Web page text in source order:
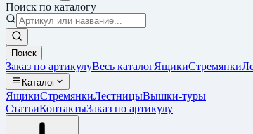
Поиск по каталогу
Поиск
Заказ по артикулуВесь каталогЯщикиСтремянки
Каталог
ЯщикиСтремянкиЛестницыВышки-туры
СтатьиКонтактыЗаказ по артикулу